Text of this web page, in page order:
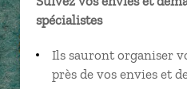
spécialistes
Ils sauront organiser
près de vos envies et